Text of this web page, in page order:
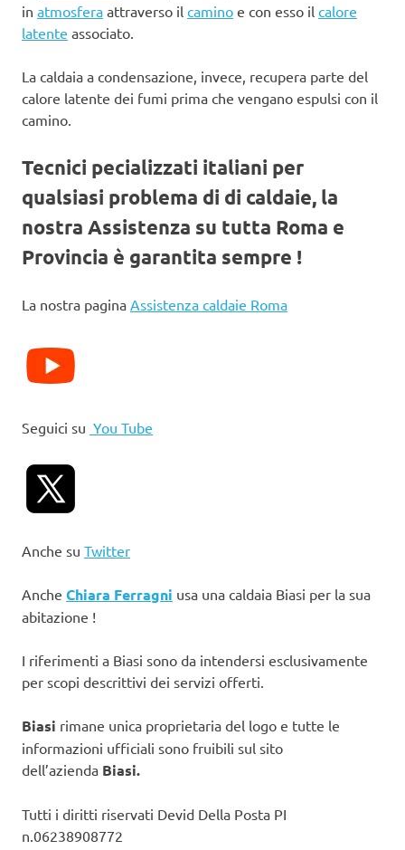
in atmosfera attraverso il camino e con esso il calore
latente associato.
La caldaia a condensazione, invece, recupera parte del
calore latente dei fumi prima che vengano espulsi con il
camino.
Tecnici pecializzati italiani per
qualsiasi problema di di caldaie, la
nostra Assistenza su tutta Roma e
Provincia è garantita sempre !
La nostra pagina Assistenza caldaie Roma
Seguici su You Tube
Anche su Twitter
Anche Chiara Ferragni usa una caldaia Biasi per la sua
abitazione !
I riferimenti a Biasi sono da intendersi esclusivamente
per scopi descrittivi dei servizi offerti.
Biasi rimane unica proprietaria del logo e tutte le
informazioni ufficiali sono fruibili sul sito
dell’azienda Biasi.
Tutti i diritti riservati Devid Della Posta PI
n.06238908772